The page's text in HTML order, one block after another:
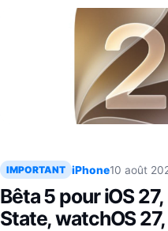
IMPORTANT iPhone10 août
Bêta 5 pour iOS
State, watchOS